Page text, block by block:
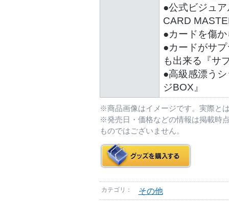
●公式ビジュ
CARD
●カードを傷
●カードがサ
も出来る『サ
●高級感漂う
ジBOX』
※商品画像はイメージです。実際と
※発売日・価格などの情報は掲載時
ものではございません。
カテゴリ： その他